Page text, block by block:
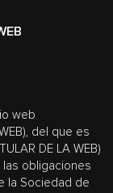
web
del que es
DE LA WEB)
las obligaciones
la Sociedad de